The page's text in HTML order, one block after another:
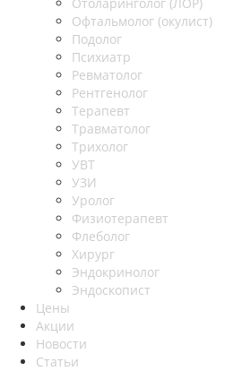
Офтальмолог (окулист)
Подолог
Психиатр
Ревматолог
Рентгенолог
Терапевт
Травматолог
Трихолог
УВТ
УЗИ
Уролог
Физиотерапевт
Флеболог
Хирург
Эндокринолог
Эндоскопист
Цены
Акции
Новости
Статьи